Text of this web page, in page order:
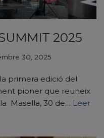
2025
30, 2025
primera edició del
pioner que reuneix
Masella, 30 de… Leer